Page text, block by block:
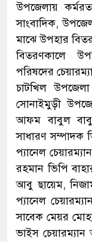
উপজেলায়
সাংবাদিক,
মাঝে উপহার
বিতরণকালে
পরিষদের
চাটখিল
সোনাইমুড়ী
আফম বাবুল
সাধারণ সম্পাদক
প্যানেল
রহমান ভিপি
আবু ছায়েম,
প্যানেল
সাবেক মেয়র
ভাইস